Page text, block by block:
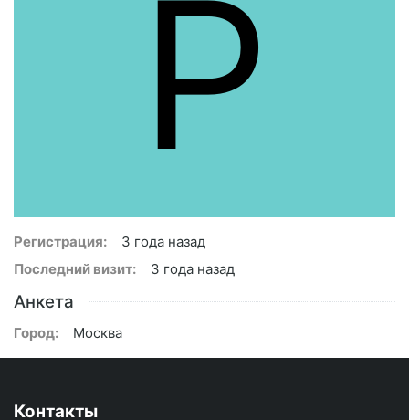
P
Регистрация:
3 года назад
Последний визит:
3 года назад
Анкета
Город: Москва
Контакты